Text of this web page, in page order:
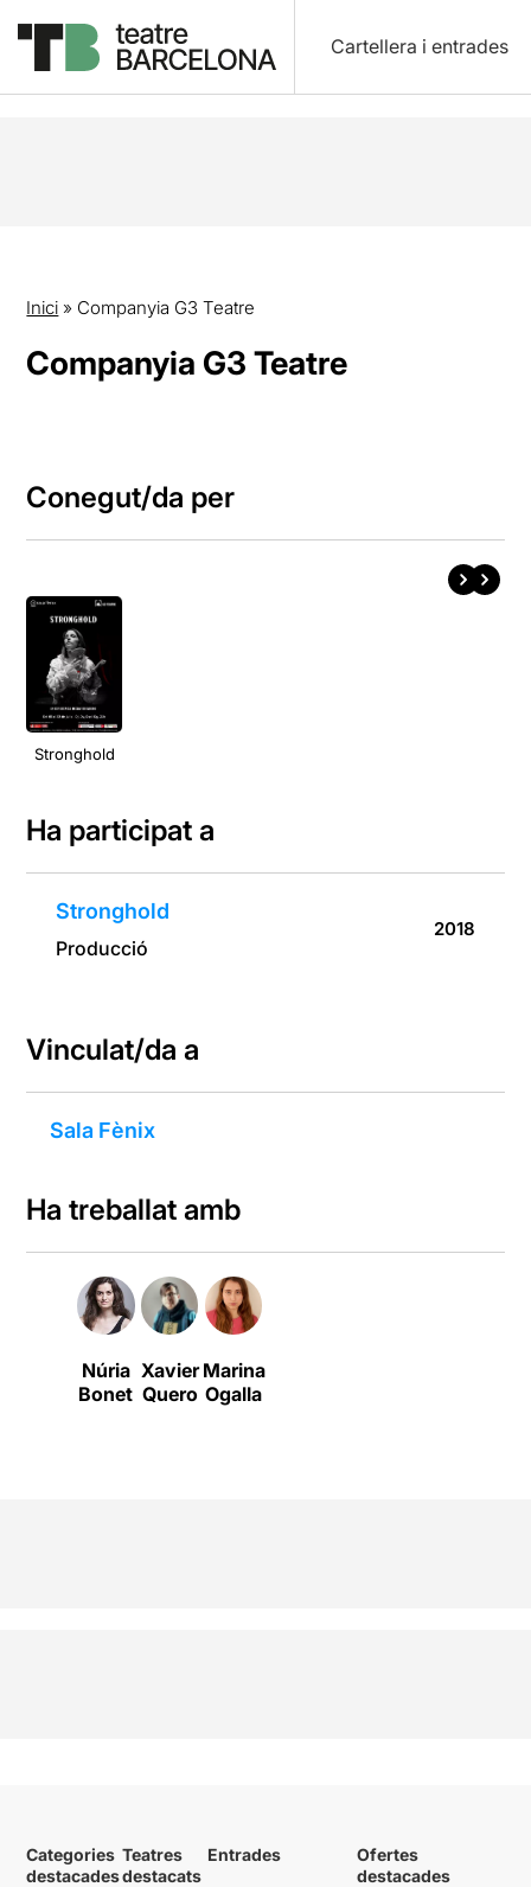
Cartellera i entrades
Inici » Companyia G3 Teatre
Companyia G3 Teatre
Conegut/da per
Stronghold
Ha participat a
Stronghold
Producció
2018
Vinculat/da a
Sala Fènix
Ha treballat amb
Núria
Bonet
Xavier
Quero
Marina
Ogalla
Categories
destacades
Teatres
destacats
Entrades
Ofertes
destacades